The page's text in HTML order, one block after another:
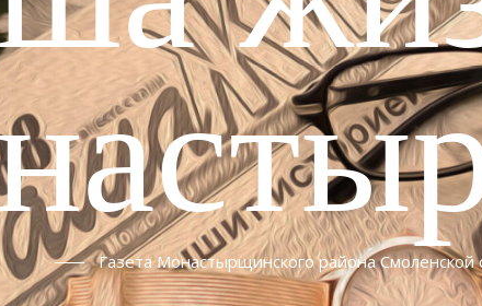
Газета Монастырщинского района Смоленской